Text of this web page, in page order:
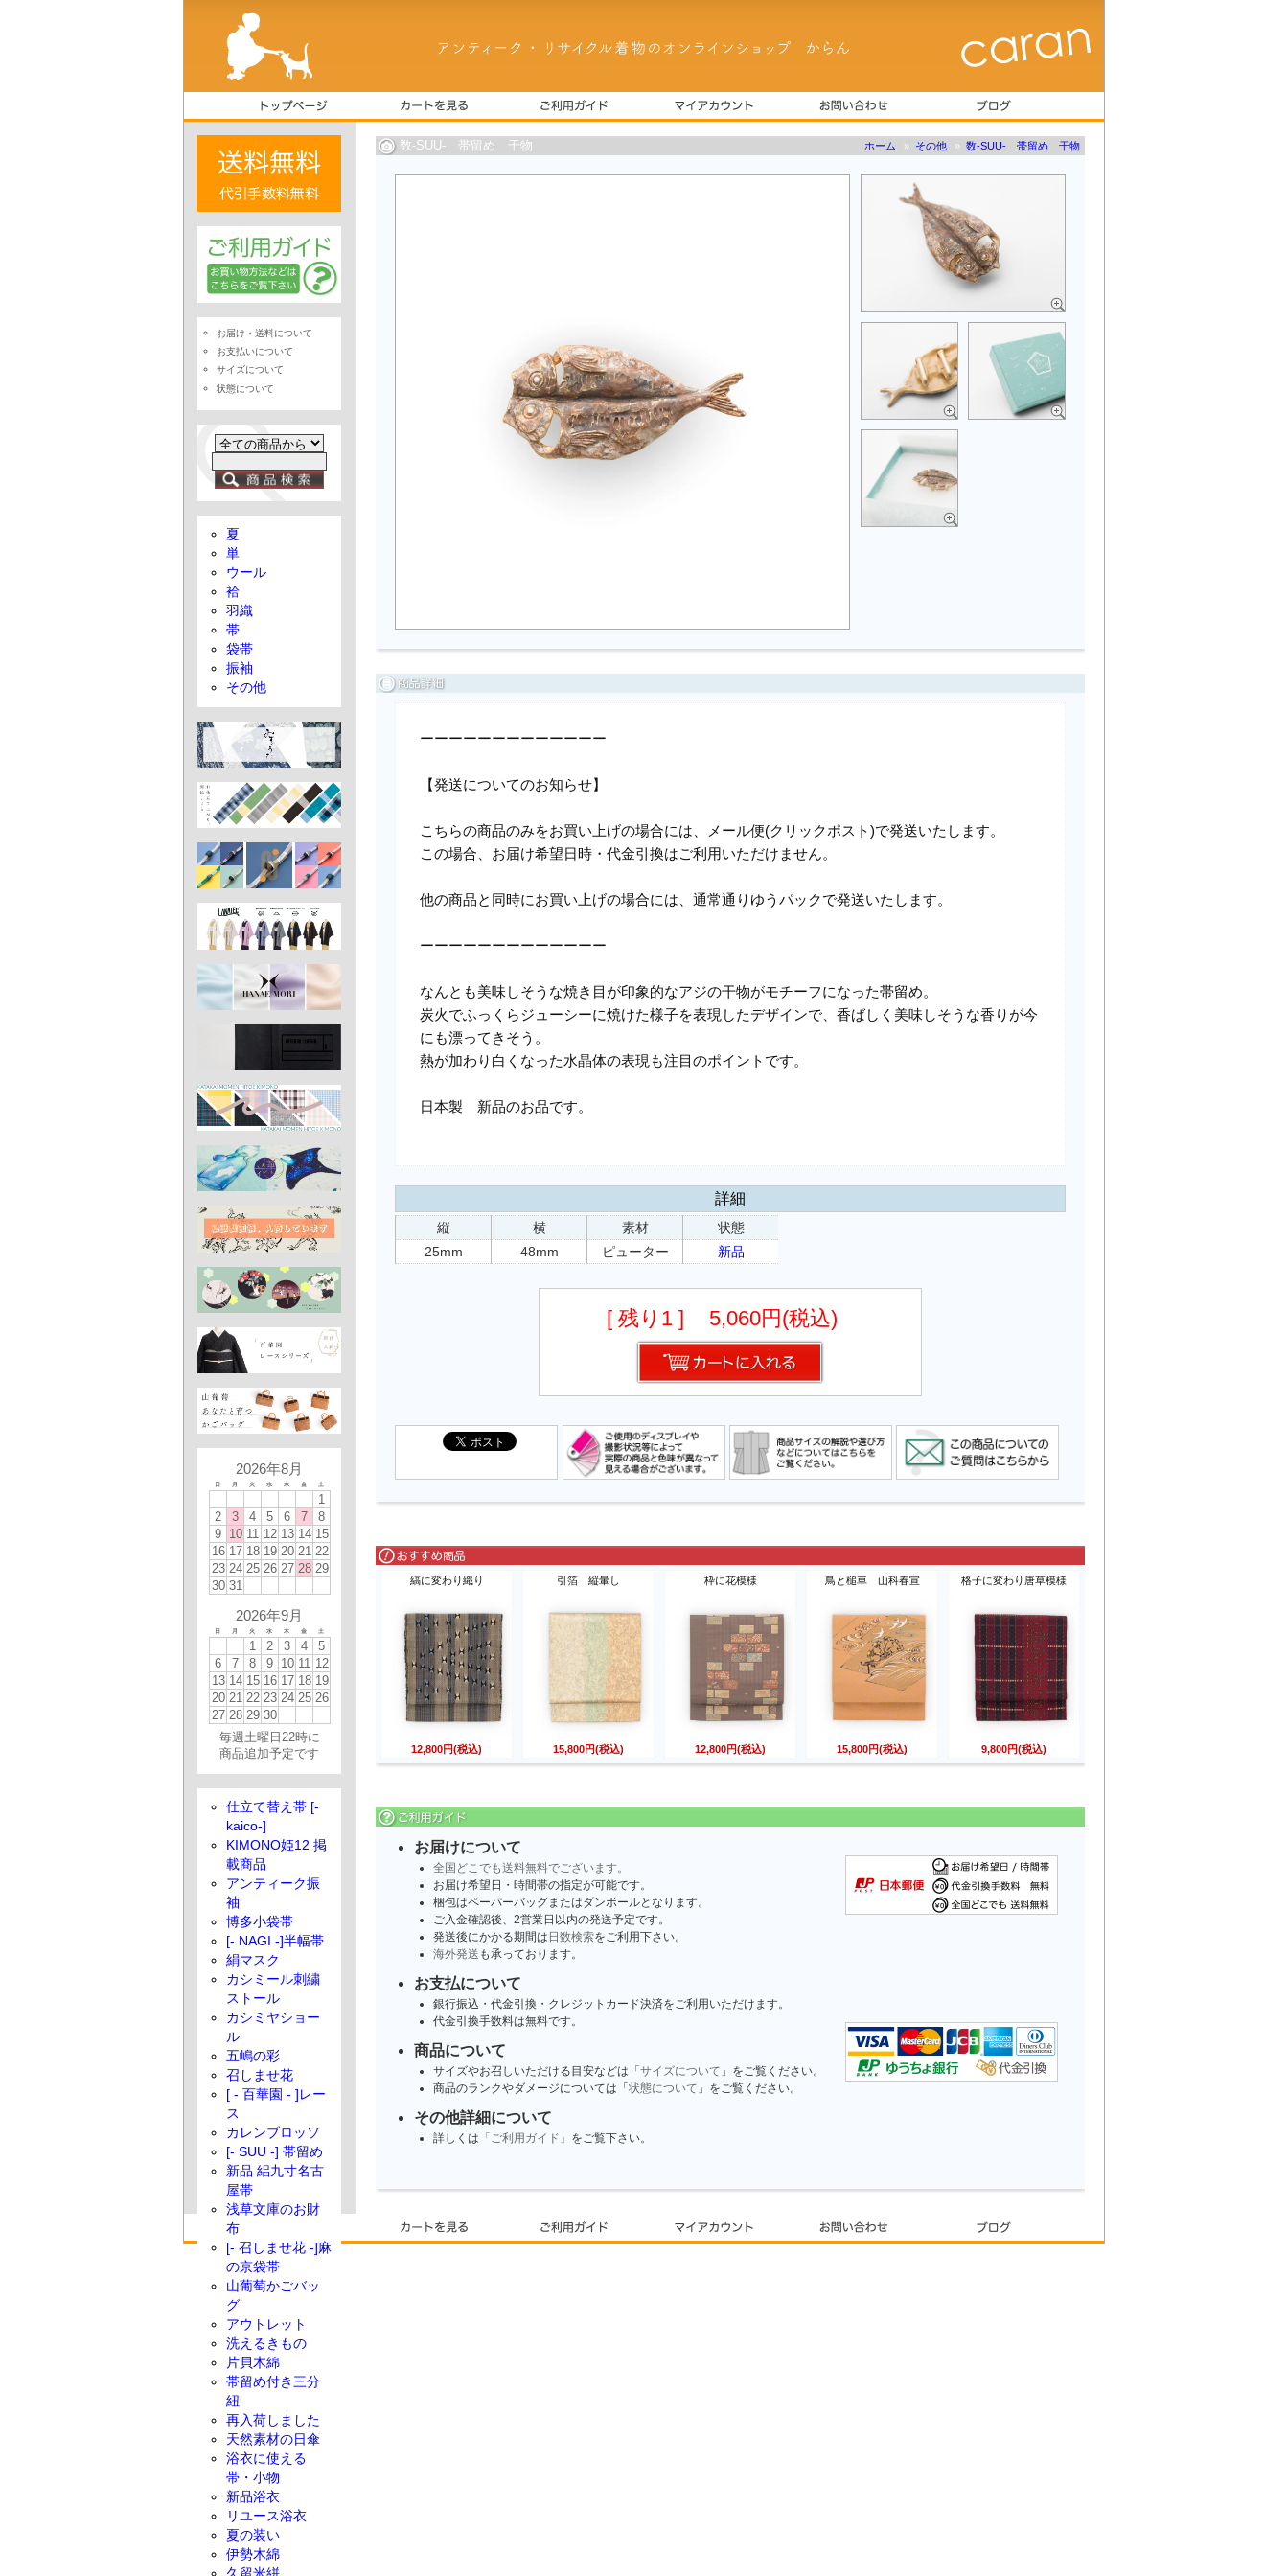
数-SUU- 帯留め 干物 ホーム » その他 » 数-SUU- 帯留め 干物
ーーーーーーーーーーーーー
【発送についてのお知らせ】
こちらの商品のみをお買い上げの場合には、メール便(クリックポスト)で発送いたします。
この場合、お届け希望日時・代金引換はご利用いただけません。
他の商品と同時にお買い上げの場合には、通常通りゆうパックで発送いたします。
ーーーーーーーーーーーーー
なんとも美味しそうな焼き目が印象的なアジの干物がモチーフになった帯留め。
炭火でふっくらジューシーに焼けた様子を表現したデザインで、香ばしく美味しそうな香りが今
にも漂ってきそう。
熱が加わり白くなった水晶体の表現も注目のポイントです。
日本製 新品のお品です。
詳細
縦
25mm
横
48mm
素材
ピューター
状態
新品
[ 残り1 ] 5,060円(税込)
縞に変わり織り
12,800円(税込)
引箔 縦暈し
15,800円(税込)
枠に花模様
12,800円(税込)
鳥と槌車 山科春宣
15,800円(税込)
格子に変わり唐草模様
9,800円(税込)
お届けについて
全国どこでも送料無料でございます。
お届け希望日・時間帯の指定が可能です。
梱包はペーパーバッグまたはダンボールとなります。
ご入金確認後、2営業日以内の発送予定です。
発送後にかかる期間は 日数検索をご利用下さい。
海外発送 も承っております。
お支払について
銀行振込・代金引換・クレジットカード決済をご利用いただけます。
代金引換手数料は無料です。
商品について
サイズやお召しいただける目安などは「サイズについて 」をご覧ください。
商品のランクやダメージについては「状態について 」をご覧ください。
その他詳細について
詳しくは 「ご利用ガイド」 をご覧下さい。
お届け・送料について
お支払いについて
サイズについて
状態について
夏
単
ウール
袷
羽織
帯
袋帯
振袖
その他
2026年8月
日 月 火 水 木 金 土
1
2
3 4 5 6 7
8
9 10 11 12 13 14 15
16 17 18 19 20 21 22
23 24 25 26 27 28 29
30 31
2026年9月
日 月 火 水 木 金 土
1 2 3 4
5
6
7 8 9 10 11 12
13 14 15 16 17 18 19
20 21 22 23 24 25 26
27 28 29 30
毎週土曜日22時に
商品追加予定です
仕立て替え帯 [-
kaico-]
KIMONO姫12 掲
載商品
アンティーク振
袖
博多小袋帯
[- NAGI -]半幅帯
絹マスク
カシミール刺繍
ストール
カシミヤショー
ル
五嶋の彩
召しませ花
[ - 百華園 - ]レー
ス
カレンブロッソ
[- SUU -] 帯留め
新品 絽九寸名古
屋帯
浅草文庫のお財
布
[- 召しませ花 -]麻
の京袋帯
山葡萄かごバッ
グ
アウトレット
洗えるきもの
片貝木綿
帯留め付き三分
紐
再入荷しました
天然素材の日傘
浴衣に使える
帯・小物
新品浴衣
リユース浴衣
夏の装い
伊勢木綿